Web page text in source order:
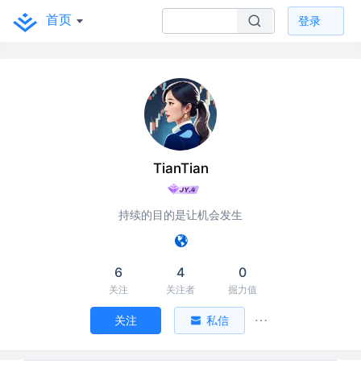
首页 登录
TianTian
持续的目的是让机会发生
6
关注
4
关注者
0
掘力值
关注 私信